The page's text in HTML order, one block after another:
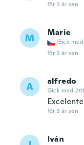
för 3 år sen
M Marie
Gick
för 3 år sen
A alfredo
Gick med
för 3 år sen
Iván